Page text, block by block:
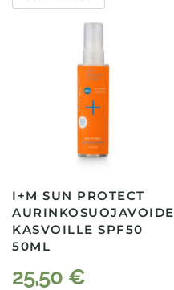
I+M SUN PROTECT
AURINKOSUOJAVOIDE
KASVOILLE SPF50
50ML
25,50 €